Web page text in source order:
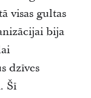
visas gultas
bija
dzīves
Šī